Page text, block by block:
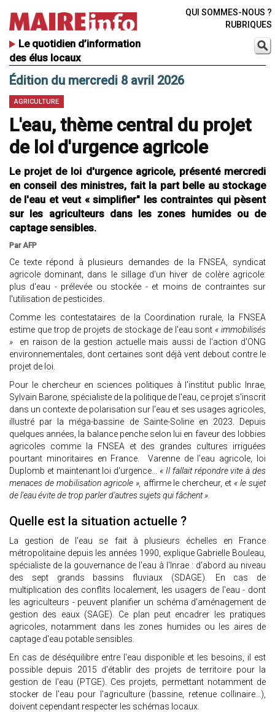
Le quotidien d’information
des élus locaux
QUI SOMMES-NOUS ?
RUBRIQUES
Édition du mercredi 8 avril 2026
AGRICULTURE
L'eau, thème central du projet
de loi d'urgence agricole
Le projet de loi d'urgence agricole, présenté mercredi
en conseil des ministres, fait la part belle au stockage
de l'eau et veut « simplifier" les contraintes qui pèsent
sur les agriculteurs dans les zones humides ou de
captage sensibles.
Par AFP
Ce texte répond à plusieurs demandes de la FNSEA, syndicat
agricole dominant, dans le sillage d'un hiver de colère agricole:
plus d'eau - prélevée ou stockée - et moins de contraintes sur
l'utilisation de pesticides.
Comme les contestataires de la Coordination rurale, la FNSEA
estime que trop de projets de stockage de l'eau sont « immobilisés
» en raison de la gestion actuelle mais aussi de l'action d'ONG
environnementales, dont certaines sont déjà vent debout contre le
projet de loi.
Pour le chercheur en sciences politiques à l'institut public Inrae,
Sylvain Barone, spécialiste de la politique de l'eau, ce projet s'inscrit
dans un contexte de polarisation sur l'eau et ses usages agricoles,
illustré par la méga-bassine de Sainte-Soline en 2023. Depuis
quelques années, la balance penche selon lui en faveur des lobbies
agricoles comme la FNSEA et des grandes cultures irriguées
pourtant minoritaires en France. Varenne de l'eau agricole, loi
Duplomb et maintenant loi d'urgence... « Il fallait répondre vite à des
menaces de mobilisation agricole », affirme le chercheur, et « le sujet
de l'eau évite de trop parler d'autres sujets qui fâchent ».
Quelle est la situation actuelle ?
La gestion de l'eau se fait à plusieurs échelles en France
métropolitaine depuis les années 1990, explique Gabrielle Bouleau,
spécialiste de la gouvernance de l'eau à l'Inrae : d'abord au niveau
des sept grands bassins fluviaux (SDAGE). En cas de
multiplication des conflits localement, les usagers de l'eau - dont
les agriculteurs - peuvent planifier un schéma d'aménagement de
gestion des eaux (SAGE). Ce plan peut encadrer les pratiques
agricoles, notamment dans les zones humides ou les aires de
captage d'eau potable sensibles.
En cas de déséquilibre entre l'eau disponible et les besoins, il est
possible depuis 2015 d'établir des projets de territoire pour la
gestion de l'eau (PTGE). Ces projets, permettant notamment de
stocker de l'eau pour l'agriculture (bassine, retenue collinaire...),
doivent cependant respecter les schémas locaux.